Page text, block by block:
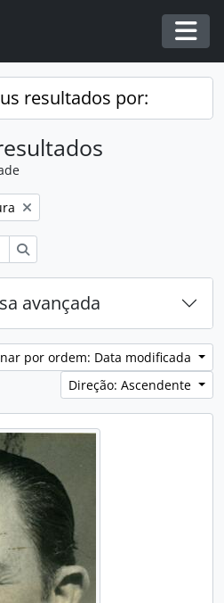
resultados por:
avançada
por ordem: Data modificada
Direção: Ascendente